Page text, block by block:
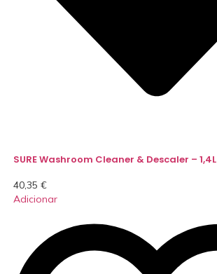
SURE Washroom Cleaner & Descaler – 1,4L
40,35 €
Adicionar